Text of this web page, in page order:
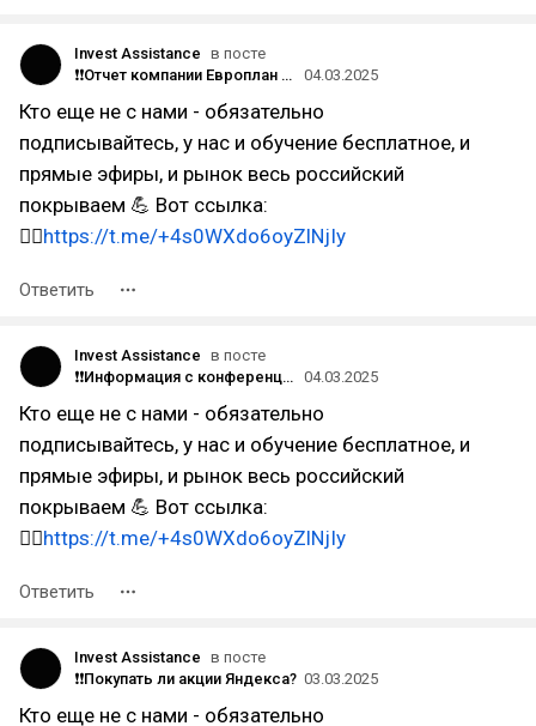
Invest Assistance в посте
❗️❗Отчет компании Европлан за 2024 год: итоги и прогноз.
04.03.2025
Кто еще не с нами - обязательно
подписывайтесь, у нас и обучение бесплатное, и
прямые эфиры, и рынок весь российский
покрываем 💪 Вот ссылка:
👉🏻https://t.me/+4s0WXdo6oyZlNjIy
Ответить
Invest Assistance в посте
❗️❗Информация с конференции по облигациям Часть 2 04.03.2025
Кто еще не с нами - обязательно
подписывайтесь, у нас и обучение бесплатное, и
прямые эфиры, и рынок весь российский
покрываем 💪 Вот ссылка:
👉🏻https://t.me/+4s0WXdo6oyZlNjIy
Ответить
Invest Assistance в посте
❗️❗Покупать ли акции Яндекса? 03.03.2025
Кто еще не с нами - обязательно